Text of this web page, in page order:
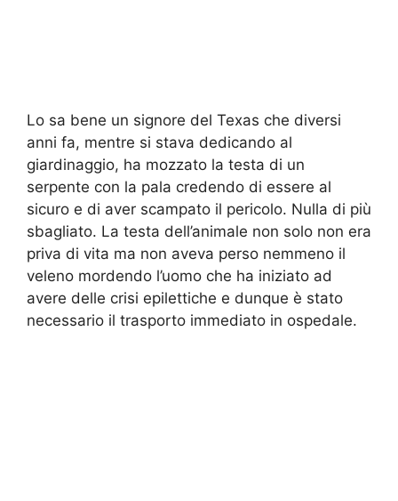
Lo sa bene un signore del Texas che diversi
anni fa, mentre si stava dedicando al
giardinaggio, ha mozzato la testa di un
serpente con la pala credendo di essere al
sicuro e di aver scampato il pericolo. Nulla di più
sbagliato. La testa dell’animale non solo non era
priva di vita ma non aveva perso nemmeno il
veleno mordendo l’uomo che ha iniziato ad
avere delle crisi epilettiche e dunque è stato
necessario il trasporto immediato in ospedale.